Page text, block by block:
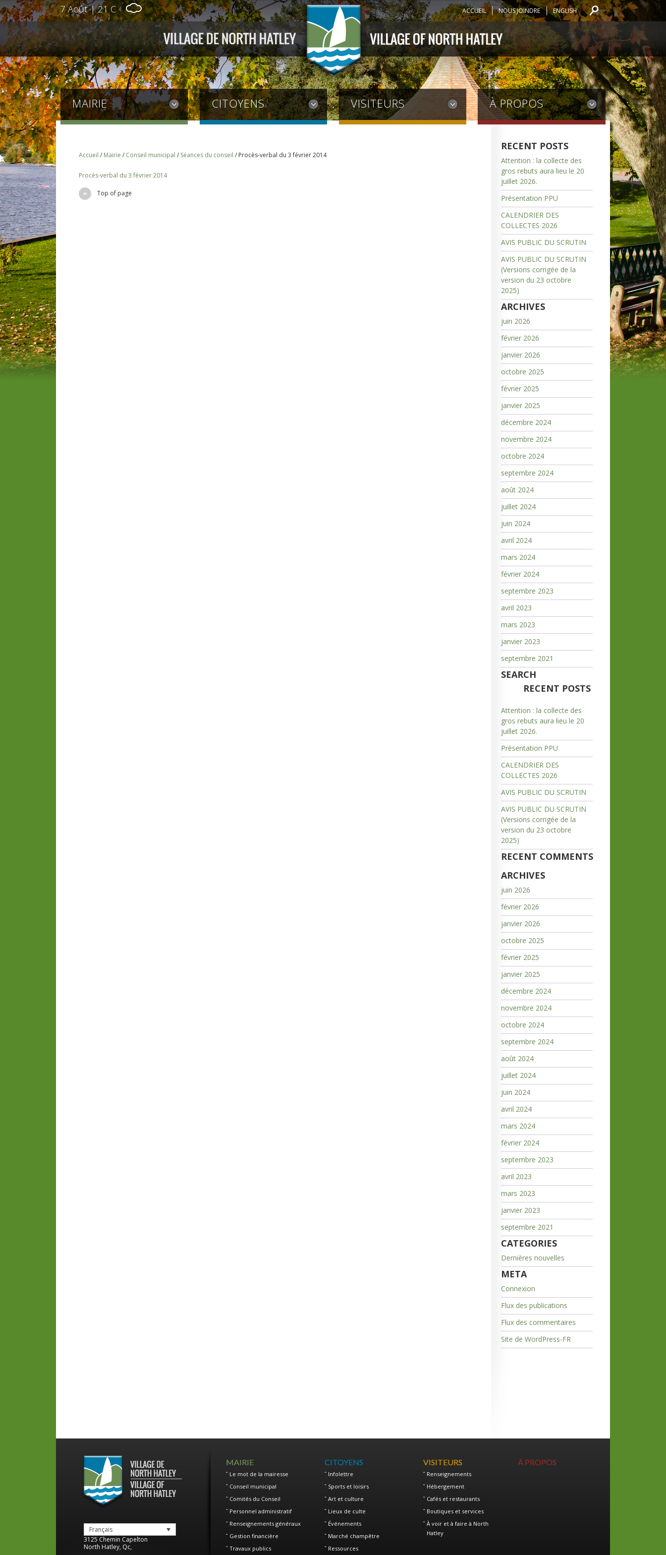
7 Août | 21 C ACCUEIL NOUS JOINDRE ENGLISH
MAIRIE CITOYENS VISITEURS À PROPOS
Accueil / Mairie / Conseil municipal / Séances du conseil / Procès-verbal du 3 février 2014
Procès-verbal du 3 février 2014
Top of page
RECENT POSTS
Attention : la collecte des
gros rebuts aura lieu le 20
juillet 2026.
Présentation PPU
CALENDRIER DES
COLLECTES 2026
AVIS PUBLIC DU SCRUTIN
AVIS PUBLIC DU SCRUTIN
(Versions corrigée de la
version du 23 octobre
2025)
ARCHIVES
juin 2026
février 2026
janvier 2026
octobre 2025
février 2025
janvier 2025
décembre 2024
novembre 2024
octobre 2024
septembre 2024
août 2024
juillet 2024
juin 2024
avril 2024
mars 2024
février 2024
septembre 2023
avril 2023
mars 2023
janvier 2023
septembre 2021
SEARCH
RECENT POSTS
Attention : la collecte des
gros rebuts aura lieu le 20
juillet 2026.
Présentation PPU
CALENDRIER DES
COLLECTES 2026
AVIS PUBLIC DU SCRUTIN
AVIS PUBLIC DU SCRUTIN
(Versions corrigée de la
version du 23 octobre
2025)
RECENT COMMENTS
ARCHIVES
juin 2026
février 2026
janvier 2026
octobre 2025
février 2025
janvier 2025
décembre 2024
novembre 2024
octobre 2024
septembre 2024
août 2024
juillet 2024
juin 2024
avril 2024
mars 2024
février 2024
septembre 2023
avril 2023
mars 2023
janvier 2023
septembre 2021
CATEGORIES
Dernières nouvelles
META
Connexion
Flux des publications
Flux des commentaires
Site de WordPress-FR
Français
3125 Chemin Capelton
North Hatley, Qc,
MAIRIE
Le mot de la mairesse
Conseil municipal
Comités du Conseil
Personnel administratif
Renseignements généraux
Gestion financière
Travaux publics
CITOYENS
Infolettre
Sports et loisirs
Art et culture
Lieux de culte
Événements
Marché champêtre
Ressources
VISITEURS
Renseignements
Hébergement
Cafés et restaurants
Boutiques et services
À voir et à faire à North
Hatley
À PROPOS